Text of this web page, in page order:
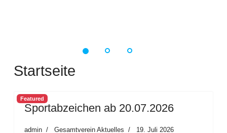
Startseite
Featured
Sportabzeichen ab 20.07.2026
admin Gesamtverein Aktuelles
19. Juli 2026